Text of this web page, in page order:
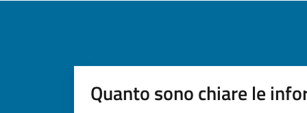
Quanto sono chiare le